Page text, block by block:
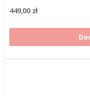
449,00 zł